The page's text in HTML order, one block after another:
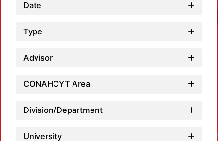
Date
Type
Advisor
CONAHCYT Area
Division/Department
University